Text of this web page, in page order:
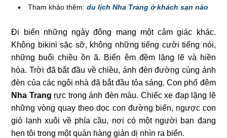
Tham khảo thêm:du lịch Nha Trang ở khách sạn nào
Đi biển những ngày đông mang một cảm giác khác.
Không bikini sặc sỡ, không những tiếng cười tiếng nói,
những buổi chiều ồn ã. Biển êm đềm lặng lẽ và hiền
hòa. Trời đã bắt đầu về chiều, ánh đèn đường cùng ánh
đèn của các ngôi nhà đã bắt đầu tỏa sáng. Con phố đêm
Nha Trang rực trong ánh đèn màu. Chiếc xe đạp lặng lẽ
những vòng quay theo dọc con đường biển, ngược con
gió lạnh xuôi về phía cầu, nơi có một người bạn đang
hẹn tôi trong một quán hàng giản dị nhìn ra biển.